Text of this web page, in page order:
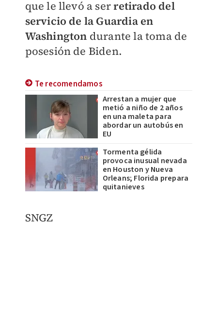
que le llevó a serretirado del
servicio de la Guardia en
Washington durante la toma de
posesión de Biden.
Te recomendamos
Arrestan a mujer que
metió a niño de 2 años
en una maleta para
abordar un autobús en
EU
Tormenta gélida
provoca inusual nevada
en Houston y Nueva
Orleans; Florida prepara
quitanieves
SNGZ